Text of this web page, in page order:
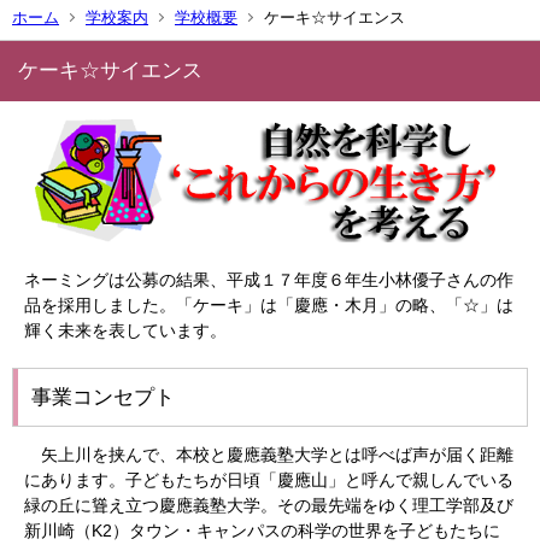
ホーム 学校案内 学校概要 ケーキ☆サイエンス
ケーキ☆サイエンス
ネーミングは公募の結果、平成１７年度６年生小林優子さんの作
品を採用しました。「ケーキ」は「慶應・木月」の略、「☆」は
輝く未来を表しています。
事業コンセプト
矢上川を挟んで、本校と慶應義塾大学とは呼べば声が届く距離
にあります。子どもたちが日頃「慶應山」と呼んで親しんでいる
緑の丘に聳え立つ慶應義塾大学。その最先端をゆく理工学部及び
新川崎（K2）タウン・キャンパスの科学の世界を子どもたちに